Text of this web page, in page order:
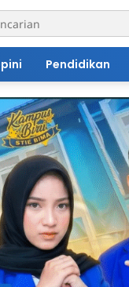
Pendidikan